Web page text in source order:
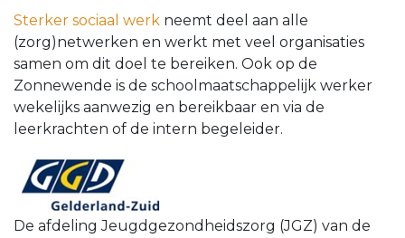
Sterker sociaal werk neemt deel aan alle
(zorg)netwerken en werkt met veel organisaties
samen om dit doel te bereiken. Ook op de
Zonnewende is de schoolmaatschappelijk werker
wekelijks aanwezig en bereikbaar en via de
leerkrachten of de intern begeleider.
De afdeling Jeugdgezondheidszorg (JGZ) van de